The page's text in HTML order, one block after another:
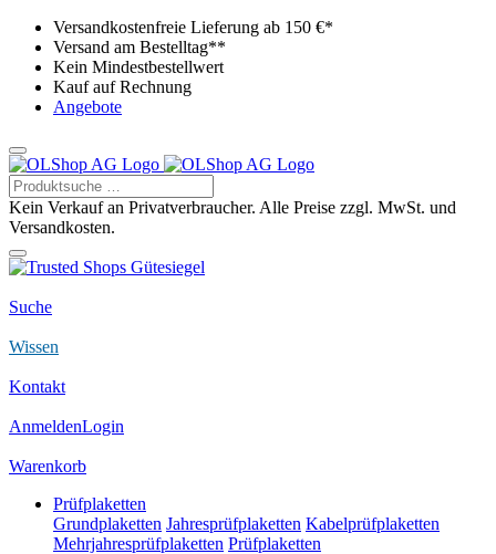
Versandkostenfreie Lieferung ab 150 €*
Versand am Bestelltag**
Kein Mindestbestellwert
Kauf auf Rechnung
Angebote
Kein Verkauf an Privatverbraucher. Alle Preise zzgl. MwSt. und
Versandkosten.
Suche
Wissen
Kontakt
AnmeldenLogin
Warenkorb
Prüfplaketten
Grundplaketten Jahresprüfplaketten Kabelprüfplaketten
Mehrjahresprüfplaketten Prüfplaketten